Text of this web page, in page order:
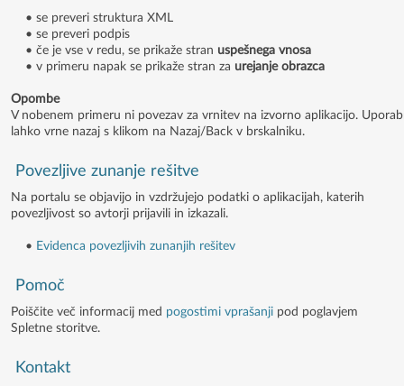
• se preveri struktura XML
• se preveri podpis
• če je vse v redu, se prikaže stran uspešnega vnosa
• v primeru napak se prikaže stran za urejanje obrazca
Opombe
V nobenem primeru ni povezav za vrnitev na izvorno aplikacijo.
lahko vrne nazaj s klikom na Nazaj/Back v brskalniku.
Povezljive zunanje rešitve
Na portalu se objavijo in vzdržujejo podatki o aplikacijah, katerih
povezljivost so avtorji prijavili in izkazali.
• Evidenca povezljivih zunanjih rešitev
Pomoč
Poiščite več informacij med pogostimi vprašanji pod poglavjem
Spletne storitve.
Kontakt